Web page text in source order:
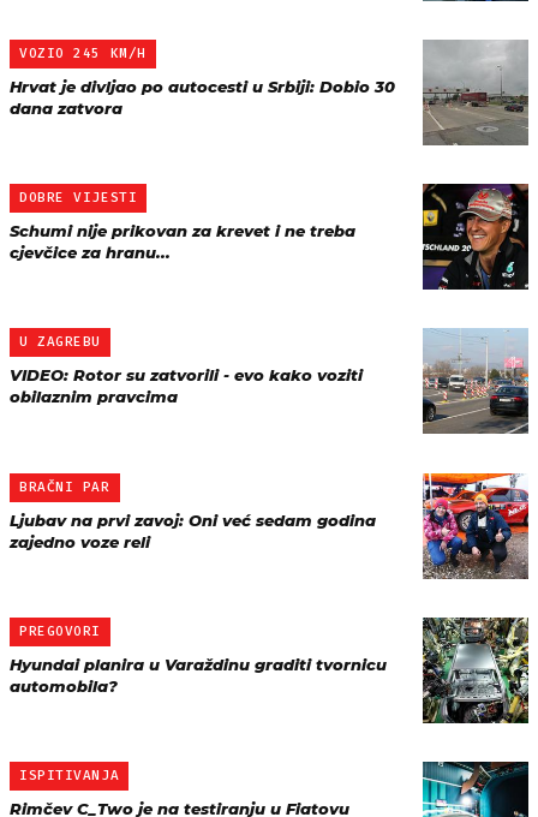
VOZIO 245 KM/H
Hrvat je divljao po autocesti u Srbiji: Dobio 30
dana zatvora
DOBRE VIJESTI
Schumi nije prikovan za krevet i ne treba
cjevčice za hranu...
U ZAGREBU
VIDEO: Rotor su zatvorili - evo kako voziti
obilaznim pravcima
BRAČNI PAR
Ljubav na prvi zavoj: Oni već sedam godina
zajedno voze reli
PREGOVORI
Hyundai planira u Varaždinu graditi tvornicu
automobila?
ISPITIVANJA
Rimčev C_Two je na testiranju u Fiatovu